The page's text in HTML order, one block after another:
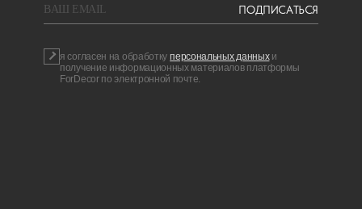
BAШ EMAIL ПОДПИСАТЬСЯ
я согласен на обработку персональных данных и
получение информационных материалов платформы
ForDecor по электронной почте.